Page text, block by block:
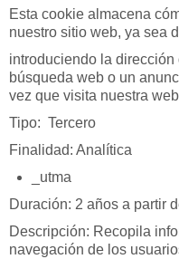
Esta cookie almacena
nuestro sitio web, ya sea
introduciendo la
búsqueda web o un
vez que visita nuestra
Tipo: Tercero
Finalidad: Analítica
_utma
Duración: 2 años a partir
Descripción: Recopila
navegación de los